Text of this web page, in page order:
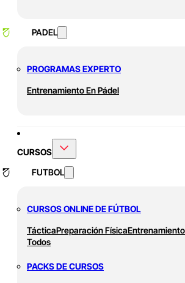
PADEL
PROGRAMAS EXPERTO
Entrenamiento En Pádel
CURSOS
FUTBOL
CURSOS ONLINE DE FÚTBOL
TácticaPreparación FísicaEntrenamiento
Todos
PACKS DE CURSOS